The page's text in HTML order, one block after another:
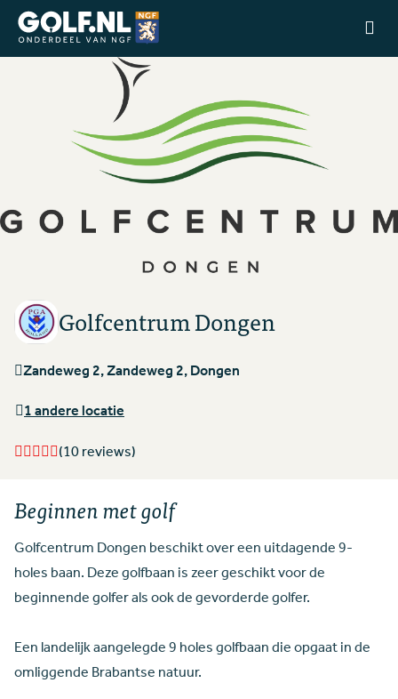
Ga naar de homepage van Golfstart
Golfcentrum Dongen
Zandeweg 2, Zandeweg 2, Dongen
1 andere locatie
(10 reviews)
Beginnen met golf
Golfcentrum Dongen beschikt over een uitdagende 9-
holes baan. Deze golfbaan is zeer geschikt voor de
beginnende golfer als ook de gevorderde golfer.
Een landelijk aangelegde 9 holes golfbaan die opgaat in de
omliggende Brabantse natuur.